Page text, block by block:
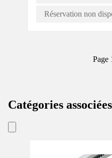
Réservation non
Page
Catégories associées